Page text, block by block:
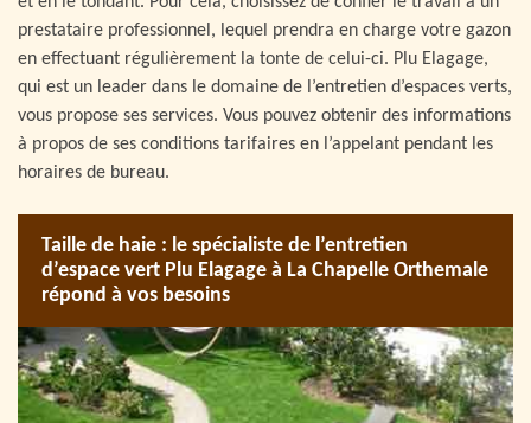
prestataire professionnel, lequel prendra en charge votre gazon
en effectuant régulièrement la tonte de celui-ci. Plu Elagage,
qui est un leader dans le domaine de l’entretien d’espaces verts,
vous propose ses services. Vous pouvez obtenir des informations
à propos de ses conditions tarifaires en l’appelant pendant les
horaires de bureau.
Taille de haie : le spécialiste de l’entretien
d’espace vert Plu Elagage à La Chapelle Orthemale
répond à vos besoins